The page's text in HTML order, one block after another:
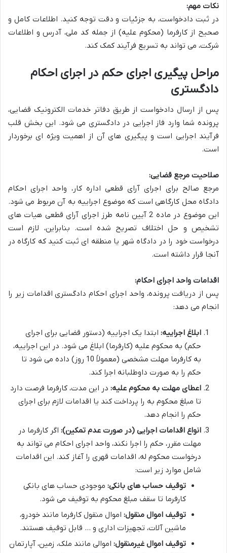
نکات مهم:
در ثبت دادخواست، به جزئیات و دقت توجه کنید. اطلاعات کامل و
صحیح از کارفرما (محکوم علیه) از جمله کد ملی، آدرس و اطلاعات
شرکت، می تواند به تسریع فرآیند کمک کند.
مراحل پیگیری اجرای حکم در اجرای احکام
دادگستری
پس از ارسال دادخواست از طریق دفاتر خدمات الکترونیک قضایی،
پرونده شما وارد فاز اجرایی در دادگستری می شود. این بخش قلب
فرآیند اجرایی است و پیگیری های آن از اهمیت ویژه ای برخوردار
است.
صلاحیت مرجع قضایی:
مرجع صالح برای اجرای آرای قطعی اداره کار، واحد اجرای احکام
دادگاه محل کارگاهی است که موضوع اجراییه به آن مربوط می شود.
این موضوع در ماده 2 آیین نامه طرز اجرای آرای قطعی هیات های
تشخیص و حل اختلاف تصریح شده است. بنابراین، لازم است
درخواست خود را در دادگاه شهر یا منطقه ای ثبت کنید که کارگاه در
آنجا قرار داشته است.
اقدامات واحد اجرای احکام:
پس از دریافت پرونده، واحد اجرای احکام دادگستری اقدامات زیر را
انجام می دهد:
ابلاغ اجراییه: ابتدا یک اجراییه (دستور قضایی برای اجرای
حکم) به محکوم علیه (کارفرما) ابلاغ می شود. در این اجراییه،
به کارفرما مهلت مشخصی (معمولاً 10 روز) داده می شود تا
حکم را به صورت داوطلبانه اجرا کند.
اعطای مهلت به محکوم علیه: در این مدت، کارفرما فرصت دارد
تا مبلغ محکوم به را پرداخت کند یا اقدامات لازم برای اجرای
حکم را انجام دهد.
انواع اقدامات اجرایی (در صورت عدم تمکین): اگر کارفرما در
مهلت مقرر، حکم را اجرا نکند، واحد اجرای احکام می تواند به
درخواست محکوم له، اقدامات قهری را آغاز کند. این اقدامات
شامل موارد زیر است:
توقیف حساب های بانکی: موجودی حساب های بانکی
کارفرما تا سقف مبلغ محکوم به توقیف می شود.
توقیف اموال منقول: اموال منقول کارفرما مانند خودرو،
ماشین آلات، تجهیزات اداری و … قابل توقیف هستند.
توقیف اموال غیرمنقول: اموالی مانند ملک، زمین، آپارتمان